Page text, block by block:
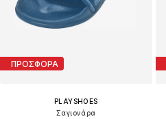
ΠΡΟΣΦΟΡΑ
PLAYSHOES
Σαγιονάρα